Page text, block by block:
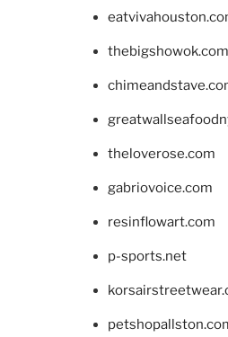
thebigshowok.com
theloverose.com
gabriovoice.com
resinflowart.com
p-sports.net